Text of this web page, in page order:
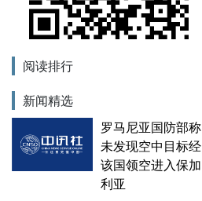
阅读排行
新闻精选
罗马尼亚国防部称
未发现空中目标经
该国领空进入保加
利亚